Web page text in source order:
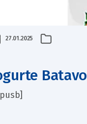
27.01.2025
Batavo